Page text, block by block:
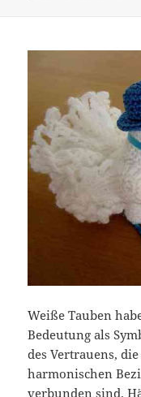
Weiße Tauben
Bedeutung als
des Vertrauens,
harmonischen
verbunden sind.